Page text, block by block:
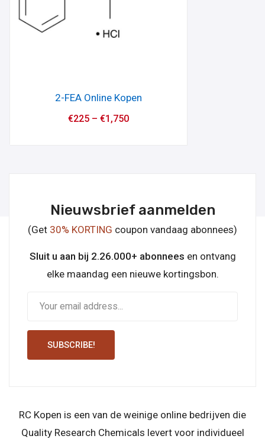
2-FEA Online Kopen
€225– €1,750
Nieuwsbrief aanmelden
(Get 30% KORTING coupon vandaag abonnees)
Sluit u aan bij 2.26.000+ abonnees en ontvang
elke maandag een nieuwe kortingsbon.
SUBSCRIBE!
RC Kopen is een van de weinige online bedrijven die
Quality Research Chemicals levert voor individueel